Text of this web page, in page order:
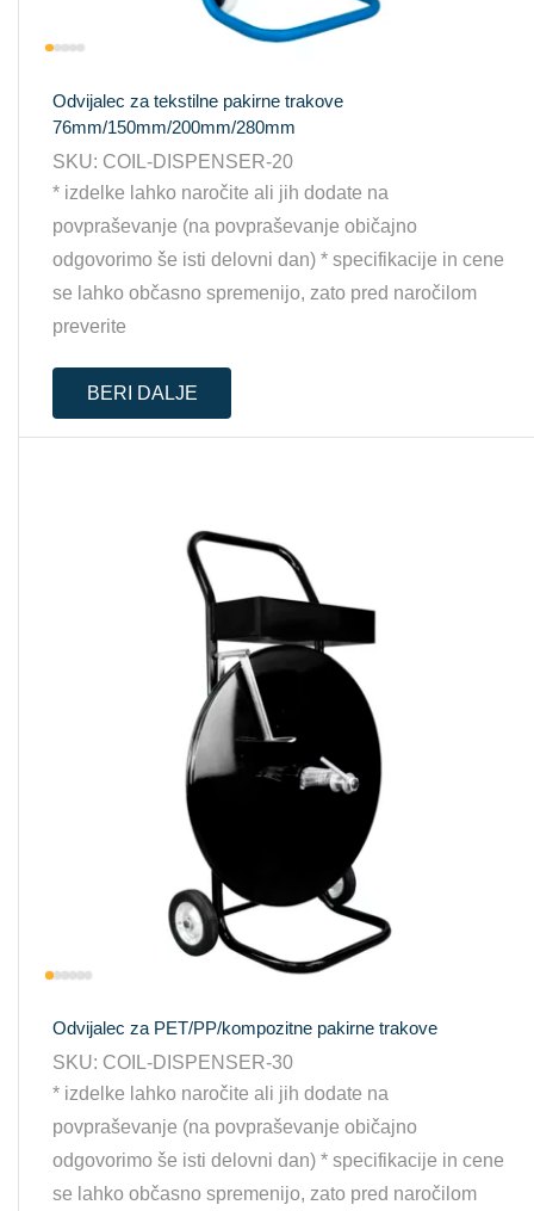
Odvijalec za tekstilne pakirne trakove
76mm/150mm/200mm/280mm
SKU: COIL-DISPENSER-20
* izdelke lahko naročite ali jih dodate na
povpraševanje (na povpraševanje običajno
odgovorimo še isti delovni dan) * specifikacije in cene
se lahko občasno spremenijo, zato pred naročilom
preverite
BERI DALJE
Odvijalec za PET/PP/kompozitne pakirne trakove
SKU: COIL-DISPENSER-30
* izdelke lahko naročite ali jih dodate na
povpraševanje (na povpraševanje običajno
odgovorimo še isti delovni dan) * specifikacije in cene
se lahko občasno spremenijo, zato pred naročilom